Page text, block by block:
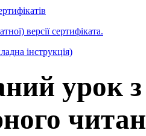
версії сертифіката.
інструкція)
урок